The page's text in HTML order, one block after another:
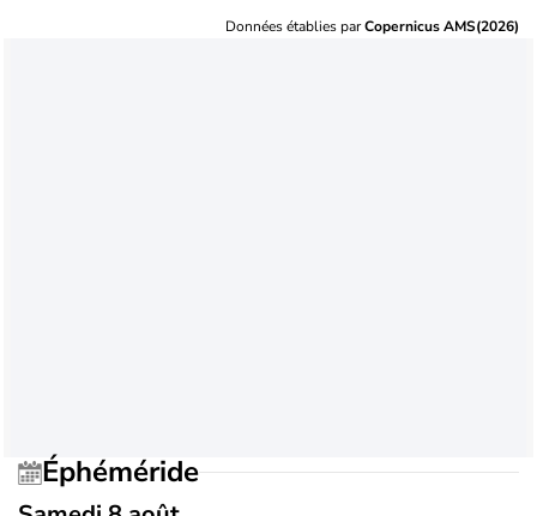
Données établies parCopernicus AMS(2026)
Éphéméride